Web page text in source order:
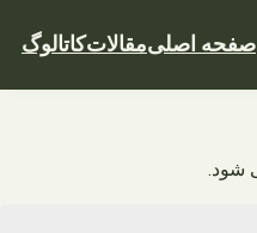
صفحه اصلیمقالاتکاتالوگ